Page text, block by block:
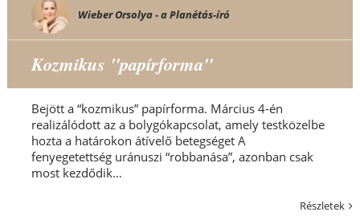
Wieber Orsolya - a Planétás-író
Kozmikus "papírforma"
Bejött a “kozmikus” papírforma. Március 4-én
realizálódott az a bolygókapcsolat, amely testközelbe
hozta a határokon átívelő betegséget A
fenyegetettség uránuszi “robbanása”, azonban csak
most kezdődik…
Részletek